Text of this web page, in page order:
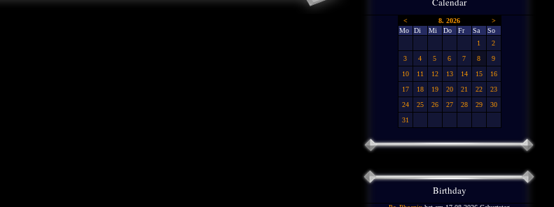
< 8. 2026
>
Mo
Di Mi Do Fr Sa
So
1
2
3
4 5 6 7 8
9
10
11 12 13 14 15
16
17
18 19 20 21 22
23
24
25 26 27 28 29
30
31
Birthday